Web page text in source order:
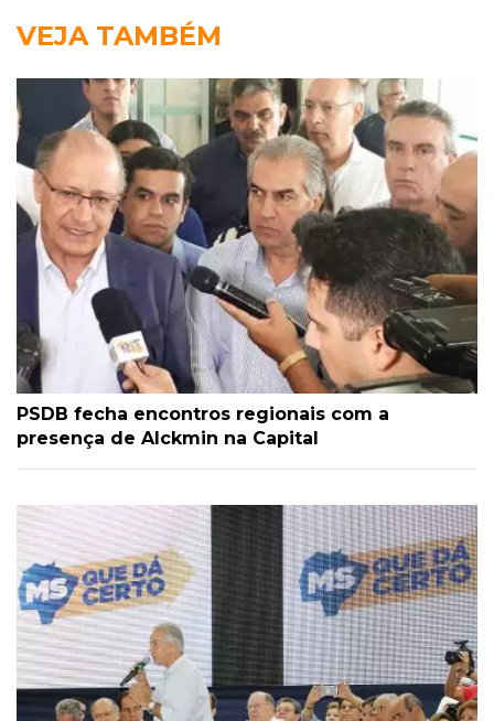
VEJA TAMBÉM
PSDB fecha encontros regionais com a
presença de Alckmin na Capital